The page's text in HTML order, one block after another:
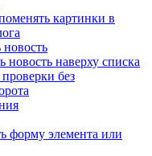
картинки в
новость наверху списка
без
форму элемента или